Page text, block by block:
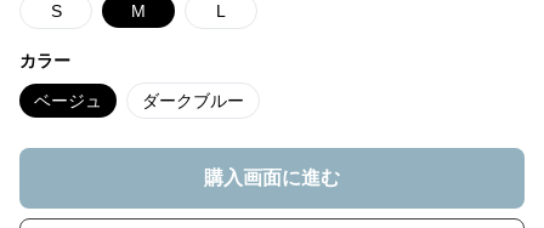
S M L
カラー
ベージュ ダークブルー
購入画面に進む